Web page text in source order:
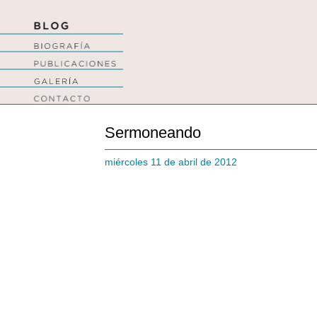
Sermoneando
miércoles 11 de abril de 2012